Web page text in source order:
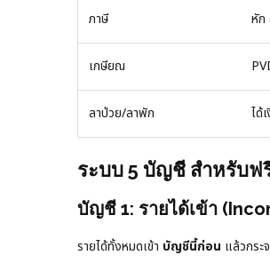
ภาษี หัก
เกษียณ
ลาป่วย/ลาพัก ได้
ระบบ 5 บัญชี สำหรับฟ
บัญชี 1: รายได้เข้า
รายได้ทั้งหมดเข้า บัญชีนี้ก่อน แล้วกระ